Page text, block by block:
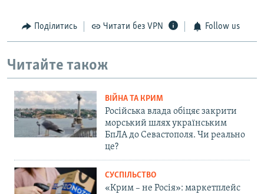
Поділитись Читати без VPN Follow us
Читайте також
ВІЙНА ТА КРИМ
Російська влада обіцяє закрити
морський шлях українським
БпЛА до Севастополя. Чи реально
це?
СУСПІЛЬСТВО
«Крим – не Росія»: маркетплейс